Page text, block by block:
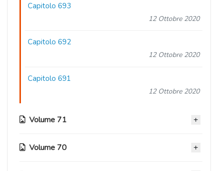
Capitolo 693
12 Ottobre 2020
Capitolo 692
12 Ottobre 2020
Capitolo 691
12 Ottobre 2020
Volume 71
Capitolo 690
Volume 70